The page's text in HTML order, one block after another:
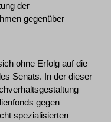
der
gegenüber
ohne Erfolg auf die
Senats. In der dieser
gegen
spezialisierten